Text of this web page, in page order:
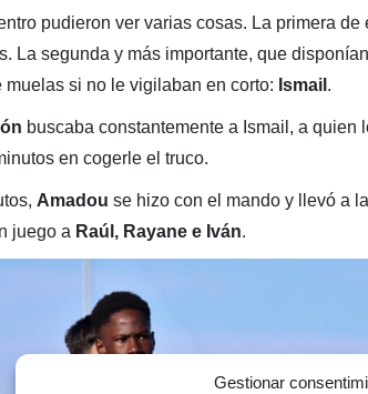
Gestionar
pudieron ver varias cosas. La primera de
La segunda y más importante, que
si no le vigilaban en corto: Ismail .
buscaba constantemente a Ismail, a quien
en cogerle el truco.
Amadou se hizo con el mando y llevó a la
juego a Raúl, Rayane e Iván.